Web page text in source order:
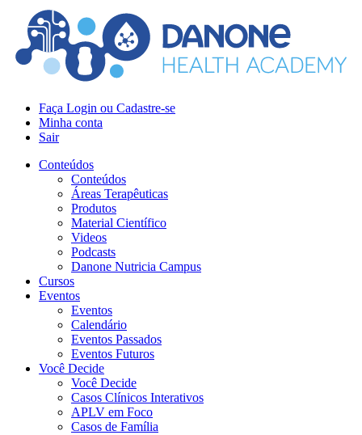
Faça Login ou Cadastre-se
Minha conta
Sair
Conteúdos
Conteúdos
Áreas Terapêuticas
Produtos
Material Científico
Videos
Podcasts
Danone Nutricia Campus
Cursos
Eventos
Eventos
Calendário
Eventos Passados
Eventos Futuros
Você Decide
Você Decide
Casos Clínicos Interativos
APLV em Foco
Casos de Família